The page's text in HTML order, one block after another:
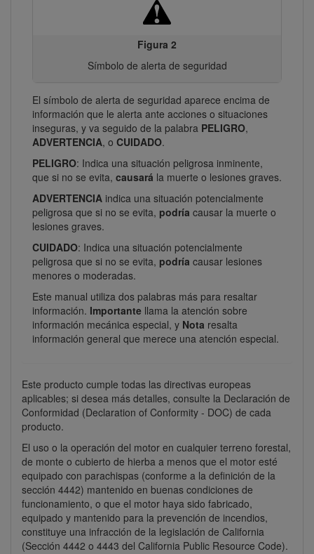
Figura 2
Símbolo de alerta de seguridad
El símbolo de alerta de seguridad aparece encima de
información que le alerta ante acciones o situaciones
inseguras, y va seguido de la palabra PELIGRO,
ADVERTENCIA, o CUIDADO.
PELIGRO: Indica una situación peligrosa inminente,
que si no se evita, causará la muerte o lesiones graves.
ADVERTENCIA indica una situación potencialmente
peligrosa que si no se evita, podría causar la muerte o
lesiones graves.
CUIDADO: Indica una situación potencialmente
peligrosa que si no se evita, podría causar lesiones
menores o moderadas.
Este manual utiliza dos palabras más para resaltar
información. Importante llama la atención sobre
información mecánica especial, y Nota resalta
información general que merece una atención especial.
Este producto cumple todas las directivas europeas
aplicables; si desea más detalles, consulte la Declaración de
Conformidad (Declaration of Conformity - DOC) de cada
producto.
El uso o la operación del motor en cualquier terreno forestal,
de monte o cubierto de hierba a menos que el motor esté
equipado con parachispas (conforme a la definición de la
sección 4442) mantenido en buenas condiciones de
funcionamiento, o que el motor haya sido fabricado,
equipado y mantenido para la prevención de incendios,
constituye una infracción de la legislación de California
(Sección 4442 o 4443 del California Public Resource Code).